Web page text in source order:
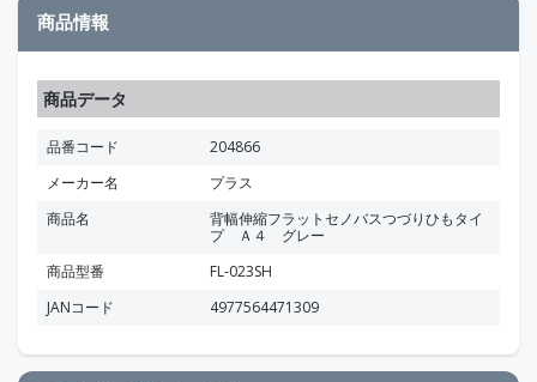
商品情報
商品データ
品番コード
204866
メーカー名
プラス
商品名
背幅伸縮フラットセノバスつづりひもタイ
プ Ａ４ グレー
商品型番
FL-023SH
JANコード
4977564471309